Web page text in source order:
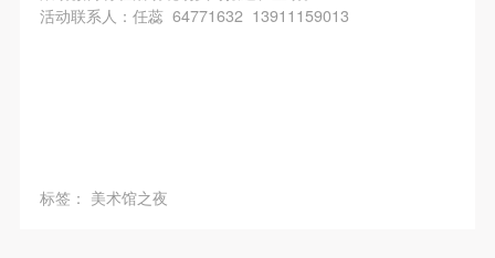
活动联系人：任蕊 64771632 13911159013
标签： 美术馆之夜
四、许可使用费用
本协议的补充协议，并不得违反相关法律法规规定。
四、许可使用费用
本协议的补充协议，并不得违反相关法律法规规定。
四、许可使用费用
本协议的补充协议，并不得违反相关法律法规规定。